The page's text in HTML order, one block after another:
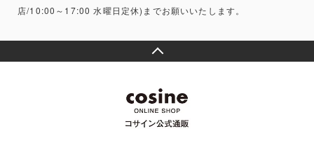
店/10:00～17:00 水曜日定休)までお願いいたします。